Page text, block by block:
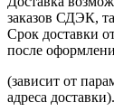
заказов СДЭК,
Срок доставки
после
(зависит от
адреса доставки).